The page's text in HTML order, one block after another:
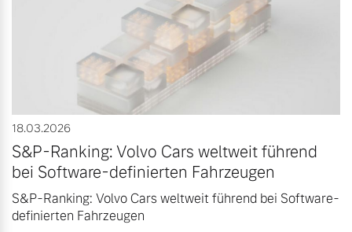
18.03.2026
S&P-Ranking: Volvo Cars weltweit führend
bei Software-definierten Fahrzeugen
S&P-Ranking: Volvo Cars weltweit führend bei Software-
definierten Fahrzeugen